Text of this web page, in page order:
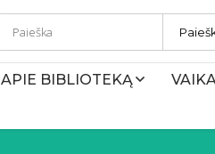
APIE BIBLIOTEKĄ